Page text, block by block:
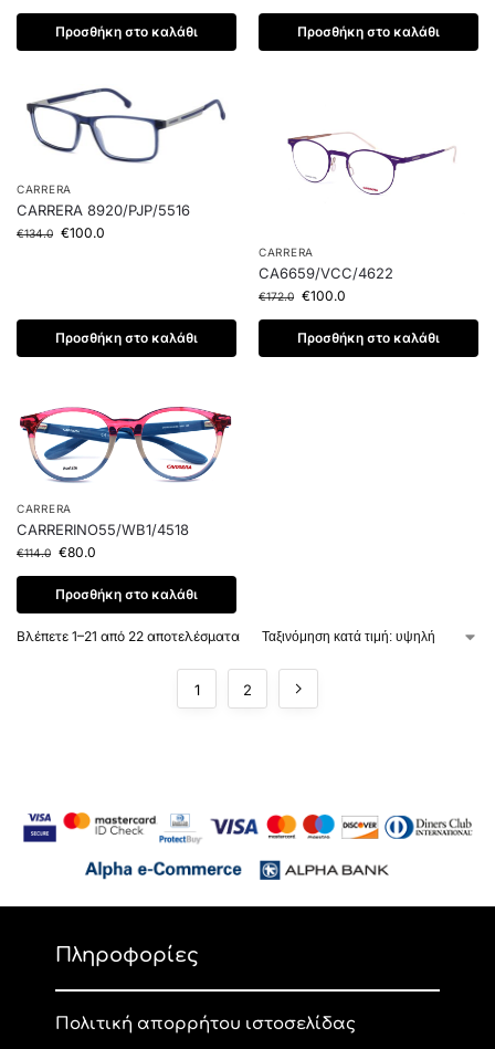
Προσθήκη στο καλάθι Προσθήκη στο καλάθι
CARRERA
CARRERA 8920/PJP/5516
€134.0 €100.0
Προσθήκη στο καλάθι
CARRERA
CA6659/VCC/4622
€172.0 €100.0
Προσθήκη στο καλάθι
CARRERA
CARRERINO55/WB1/4518
€114.0 €80.0
Προσθήκη στο καλάθι
Βλέπετε 1–21 από 22 αποτελέσματα
1 2
Πληροφορίες
Πολιτική απορρήτου ιστοσελίδας